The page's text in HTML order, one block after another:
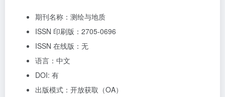
期刊名称：测绘与地质
ISSN 印刷版：2705-0696
ISSN 在线版：无
语言：中文
DOI: 有
出版模式：开放获取（OA）